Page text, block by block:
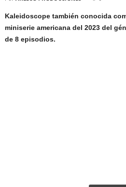
Kaleidoscope también conocida
miniserie americana del 2023 del
de 8 episodios.